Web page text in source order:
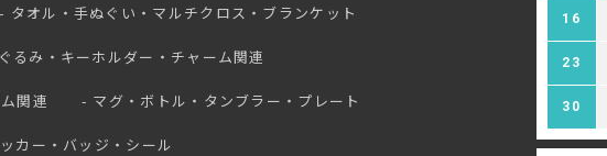
タオル・手ぬぐい・マルチクロス・ブランケット
るみ・キーホルダー・チャーム関連
関連 マグ・ボトル・タンブラー・プレート
カー・バッジ・シール
16
23
30